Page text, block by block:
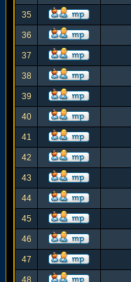
35
36
37
38
39
40
41
42
43
44
45
46
47
48